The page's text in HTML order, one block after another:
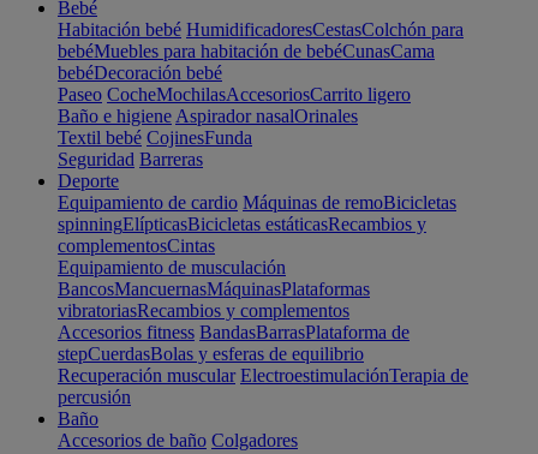
Bebé
Habitación bebé HumidificadoresCestasColchón para
bebéMuebles para habitación de bebéCunasCama
bebéDecoración bebé
Paseo CocheMochilasAccesoriosCarrito ligero
Baño e higiene Aspirador nasalOrinales
Textil bebé CojinesFunda
Seguridad Barreras
Deporte
Equipamiento de cardio Máquinas de remoBicicletas
spinningElípticasBicicletas estáticasRecambios y
complementosCintas
Equipamiento de musculación
BancosMancuernasMáquinasPlataformas
vibratoriasRecambios y complementos
Accesorios fitness BandasBarrasPlataforma de
stepCuerdasBolas y esferas de equilibrio
Recuperación muscular ElectroestimulaciónTerapia de
percusión
Baño
Accesorios de baño Colgadores